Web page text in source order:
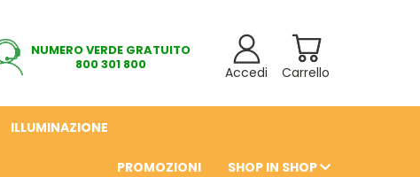
NUMERO VERDE GRATUITO
800 301 800
Carrello
Accedi
ILLUMINAZIONE
PROMOZIONI SHOP IN SHOP